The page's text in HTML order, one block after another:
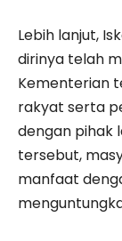
Lebih lanjut,
dirinya telah
Kementerian
rakyat serta
dengan pihak
tersebut,
manfaat